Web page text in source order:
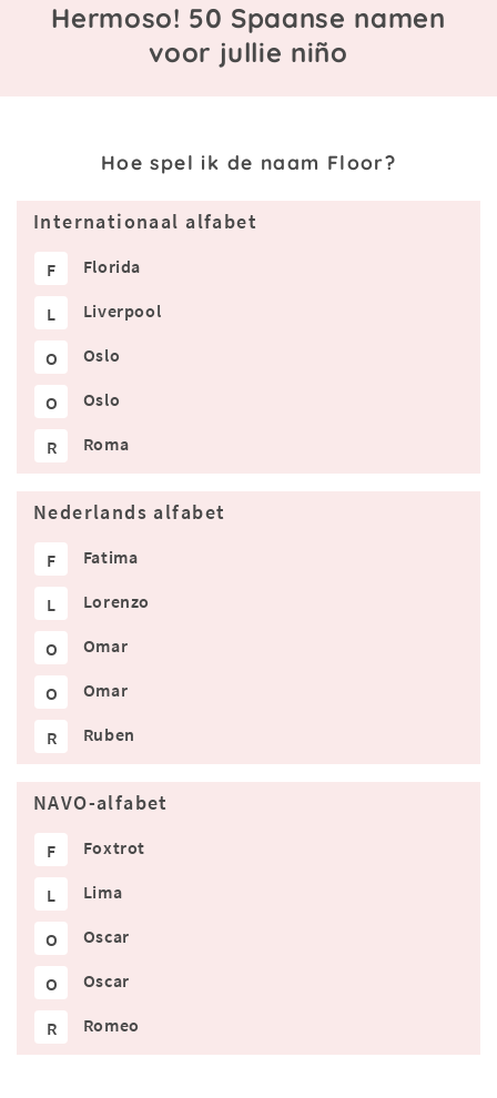
Hermoso! 50 Spaanse namen
voor jullie niño
Hoe spel ik de naam Floor?
Internationaal alfabet
F Florida
L Liverpool
O Oslo
O Oslo
R Roma
Nederlands alfabet
F Fatima
L Lorenzo
O Omar
O Omar
R Ruben
NAVO-alfabet
F Foxtrot
L Lima
O Oscar
O Oscar
R Romeo